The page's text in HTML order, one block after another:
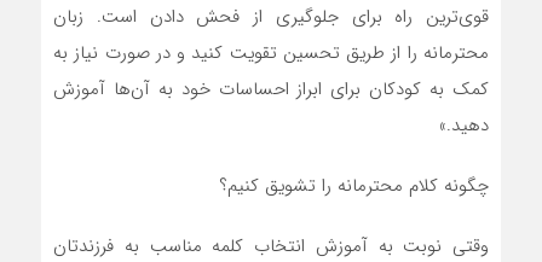
قوی‌ترین راه برای جلوگیری از فحش دادن است. زبان
محترمانه را از طریق تحسین تقویت کنید و در صورت نیاز به
کمک به کودکان برای ابراز احساسات خود به آن‌ها آموزش
دهید.»
چگونه کلام محترمانه را تشویق کنیم؟
وقتی نوبت به آموزش انتخاب کلمه مناسب به فرزندتان